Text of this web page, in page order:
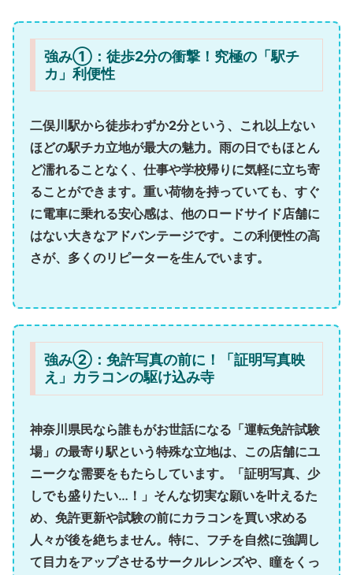
強み①：徒歩2分の衝撃！究極の「駅チ
カ」利便性
二俣川駅から徒歩わずか2分という、これ以上ない
ほどの駅チカ立地が最大の魅力。雨の日でもほとん
ど濡れることなく、仕事や学校帰りに気軽に立ち寄
ることができます。重い荷物を持っていても、すぐ
に電車に乗れる安心感は、他のロードサイド店舗に
はない大きなアドバンテージです。この利便性の高
さが、多くのリピーターを生んでいます。
強み②：免許写真の前に！「証明写真映
え」カラコンの駆け込み寺
神奈川県民なら誰もがお世話になる 「運転免許試験
場」の最寄り駅という特殊な立地は、この店舗にユ
ニークな需要をもたらしています。「証明写真、少
しでも盛りたい…！」そんな切実な願いを叶えるた
め、免許更新や試験の前にカラコンを買い求める
人々が後を絶ちません。特に、フチを自然に強調し
て目力をアップさせるサークルレンズや、瞳をくっ